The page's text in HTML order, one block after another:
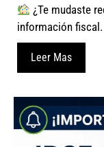
¿Te mudaste
información fiscal.
Leer Mas